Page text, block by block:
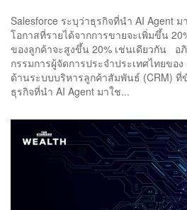
Salesforce ระบุว่าธุรกิจที่นำ AI Agent
โอกาสที่รายได้จากการขายจะเพิ่มขึ้น
ของลูกค้าจะสูงขึ้น 20% เช่นเดียวกัน อ
กรรมการผู้จัดการประจำประเทศไทยขอ
ด้านระบบบริหารลูกค้าสัมพันธ์ (CRM) ที่
ธุรกิจที่นำ AI Agent มาใช...